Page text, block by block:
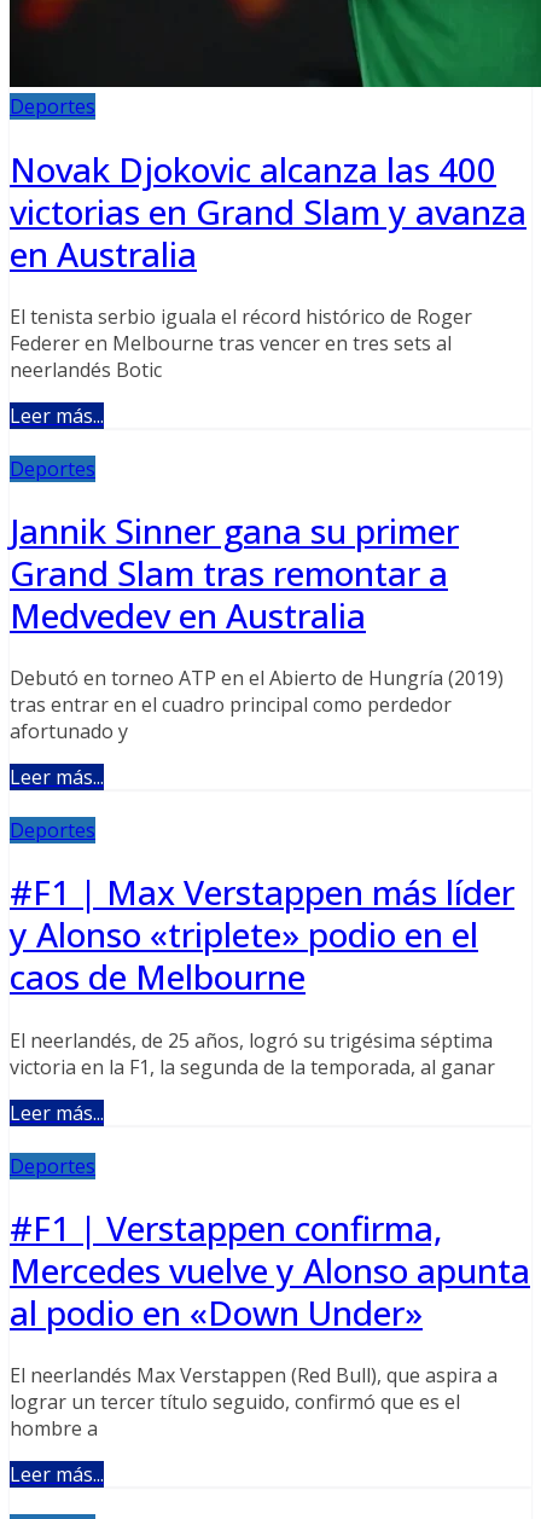
Deportes
Novak Djokovic alcanza las 400
victorias en Grand Slam y avanza
en Australia
El tenista serbio iguala el récord histórico de Roger
Federer en Melbourne tras vencer en tres sets al
neerlandés Botic
Leer más...
Deportes
Jannik Sinner gana su primer
Grand Slam tras remontar a
Medvedev en Australia
Debutó en torneo ATP en el Abierto de Hungría (2019)
tras entrar en el cuadro principal como perdedor
afortunado y
Leer más...
Deportes
#F1 | Max Verstappen más líder
y Alonso «triplete» podio en el
caos de Melbourne
El neerlandés, de 25 años, logró su trigésima séptima
victoria en la F1, la segunda de la temporada, al ganar
Leer más...
Deportes
#F1 | Verstappen confirma,
Mercedes vuelve y Alonso apunta
al podio en «Down Under»
El neerlandés Max Verstappen (Red Bull), que aspira a
lograr un tercer título seguido, confirmó que es el
hombre a
Leer más...